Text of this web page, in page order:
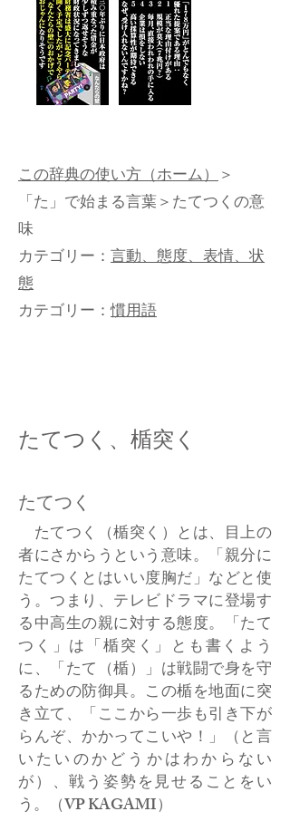
この辞典の使い方（ホーム）＞
「た」で始まる言葉＞たてつくの意
味
カテゴリー： 言動、態度、表情、状
態
カテゴリー：慣用語
たてつく、楯突く
たてつく
たてつく（楯突く）とは、目上の
者にさからうという意味。「親分に
たてつくとはいい度胸だ」などと使
う。つまり、テレビドラマに登場す
る中高生の親に対する態度。「たて
つく」は「楯突く」とも書くよう
に、「たて（楯）」は戦闘で身を守
るための防御具。この楯を地面に突
き立て、「ここから一歩も引き下が
らんぞ、かかってこいや！」（と言
いたいのかどうかはわからない
が）、戦う姿勢を見せることをい
う。（VP KAGAMI）